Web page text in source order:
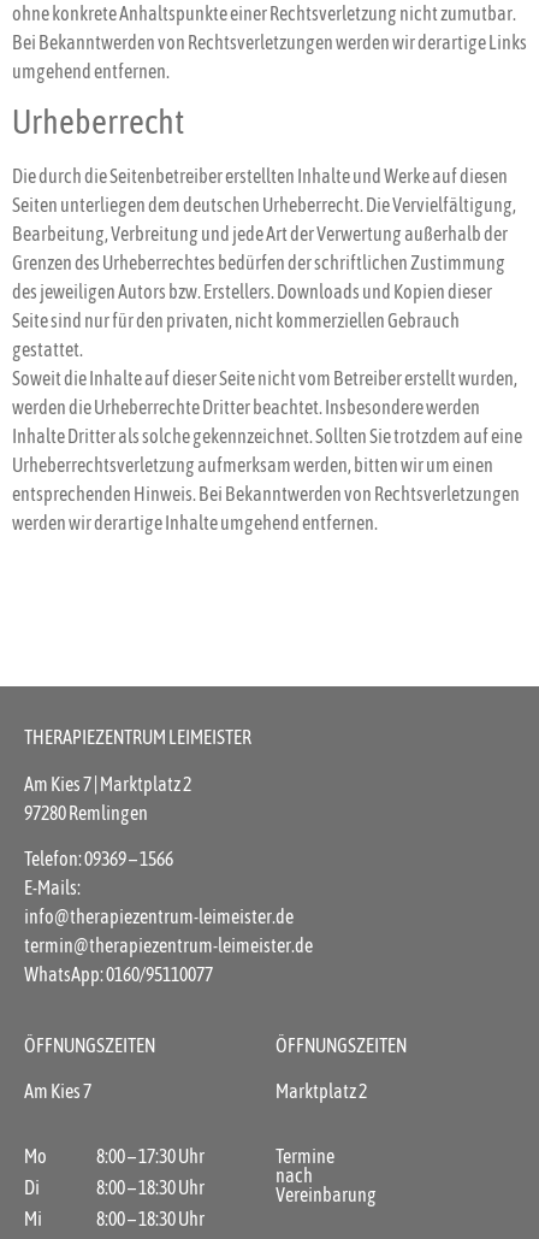
ohne konkrete Anhaltspunkte einer Rechtsverletzung nicht zumutbar.
Bei Bekanntwerden von Rechtsverletzungen werden wir derartige Links
umgehend entfernen.
Urheberrecht
Die durch die Seitenbetreiber erstellten Inhalte und Werke auf diesen
Seiten unterliegen dem deutschen Urheberrecht. Die Vervielfältigung,
Bearbeitung, Verbreitung und jede Art der Verwertung außerhalb der
Grenzen des Urheberrechtes bedürfen der schriftlichen Zustimmung
des jeweiligen Autors bzw. Erstellers. Downloads und Kopien dieser
Seite sind nur für den privaten, nicht kommerziellen Gebrauch
gestattet.
Soweit die Inhalte auf dieser Seite nicht vom Betreiber erstellt wurden,
werden die Urheberrechte Dritter beachtet. Insbesondere werden
Inhalte Dritter als solche gekennzeichnet. Sollten Sie trotzdem auf eine
Urheberrechtsverletzung aufmerksam werden, bitten wir um einen
entsprechenden Hinweis. Bei Bekanntwerden von Rechtsverletzungen
werden wir derartige Inhalte umgehend entfernen.
THERAPIEZENTRUM LEIMEISTER
Am Kies 7 | Marktplatz 2
97280 Remlingen
Telefon: 09369 – 1566
E-Mails:
info@therapiezentrum-leimeister.de
termin@therapiezentrum-leimeister.de
WhatsApp: 0160/95110077
ÖFFNUNGSZEITEN
Am Kies 7
Mo
8:00 – 17:30 Uhr
Di
8:00 – 18:30 Uhr
Mi
8:00 – 18:30 Uhr
ÖFFNUNGSZEITEN
Marktplatz 2
Termine
nach
Vereinbarung